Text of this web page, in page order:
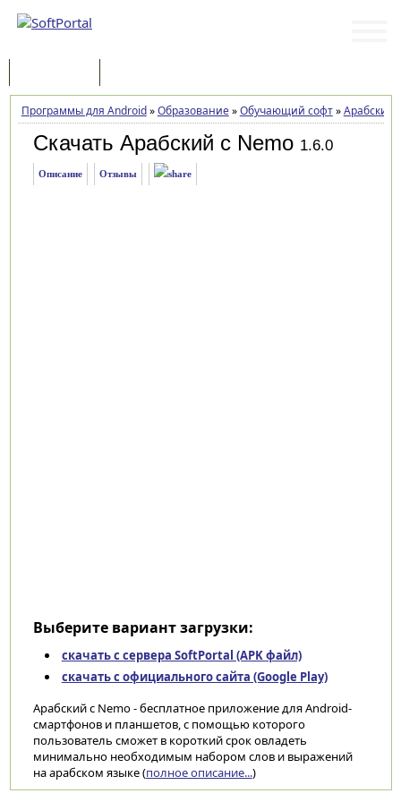
Программы для Android»Образование»Обучающий софт»Арабский
Скачать Арабский с Nemo 1.6.0
Описание Отзывы
Выберите вариант загрузки:
скачать с сервера SoftPortal (APK файл)
скачать с официального сайта (Google Play)
Арабский с Nemo - бесплатное приложение для Android-
смартфонов и планшетов, с помощью которого
пользователь сможет в короткий срок овладеть
минимально необходимым набором слов и выражений
на арабском языке (полное описание...)